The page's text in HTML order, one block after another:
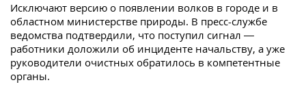
Исключают версию о появлении волков в городе и в
областном министерстве природы. В пресс-службе
ведомства подтвердили, что поступил сигнал —
работники доложили об инциденте начальству, а уже
руководители очистных обратилось в компетентные
органы.